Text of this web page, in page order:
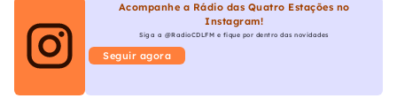
Acompanhe a Rádio das Quatro Estações no
Instagram!
Siga a @RadioCDLFM e fique por dentro das novidades
Seguir agora